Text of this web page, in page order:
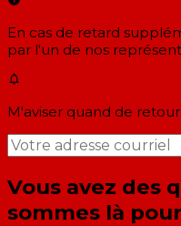
En cas de retard
par l'un de nos
M'aviser quand de
Vous avez des
sommes là